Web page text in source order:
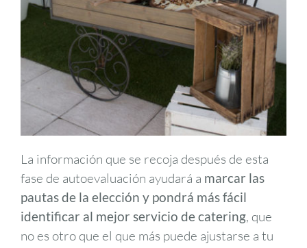
La información que se recoja después de esta
fase de autoevaluación ayudará a marcar las
pautas de la elección y pondrá más fácil
identificar al mejor servicio de catering, que
no es otro que el que más puede ajustarse a tu